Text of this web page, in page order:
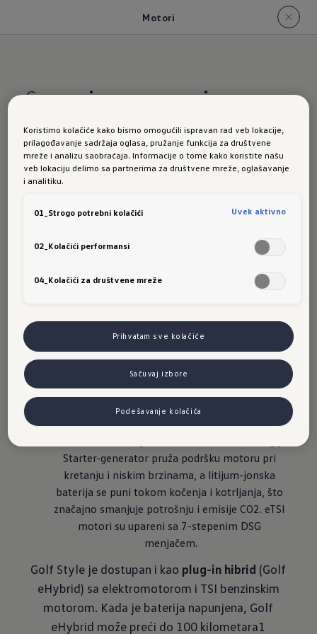
Motori
Snaga,iznova generisana
Novi Golf:
motori
opcija u novom Golfu:
2,0 l turbodizel motor snage 110 kW.
1,5 l TSI motora
sa 85 kW ili 110
kW.
1,5 l eTSI motor je takođe dostupan, koji je
Starter-generator pruža podršku motoru pri
kretanju i niskim brzinama, a litijum-jonska
baterija se puni tokom kočenja i kotrljanja, što
značajno smanjuje potrošnju i emisije CO2. eTSI
motori su upareni sa 7-stepenim DSG
menjačem.
Golf Style je dostupan i kao plug-in hibrid (Golf
eHybrid) sa elektromotorom i TSI benzinskim
motorom. Kada je baterija napunjena, Golf
eHybrid može preći do 100 kilometara1
Koristimo kolačiće kako bismo omogućili ispravan rad veb lokacije,
prilagođavanje sadržaja oglasa, pružanje funkcija za društvene
mreže i analizu saobraćaja. Informacije o tome kako koristite našu
veb lokaciju delimo sa partnerima za društvene mreže, oglašavanje
i analitiku.
01_Strogo potrebni kolačići Uvek aktivno
02_Kolačići performansi
04_Kolačići za društvene mreže
Prihvatam sve kolačiće
Sačuvaj izbore
Podešavanje kolačića